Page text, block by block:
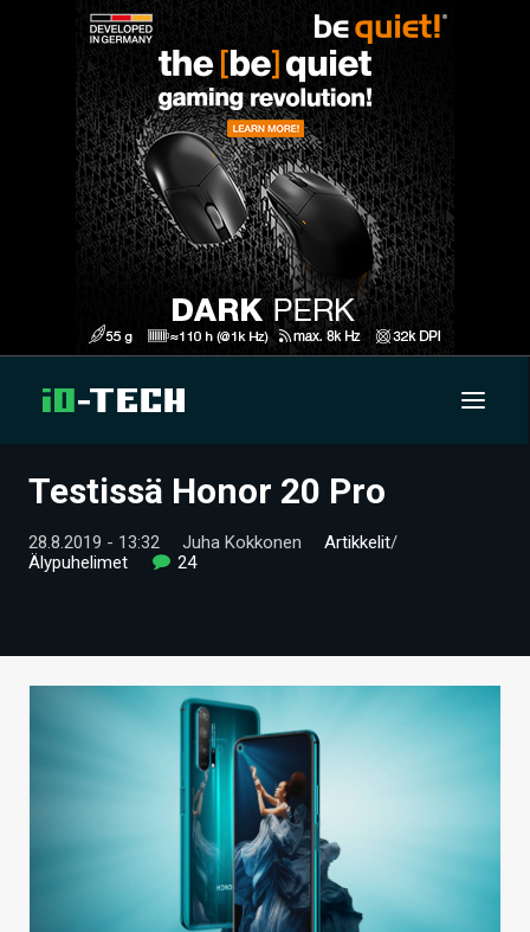
UUTISET
ARTIKKELIT
TECHBBS
Testissä Honor 20 Pro
28.8.2019 - 13:32 Juha Kokkonen Artikkelit/
Älypuhelimet
24